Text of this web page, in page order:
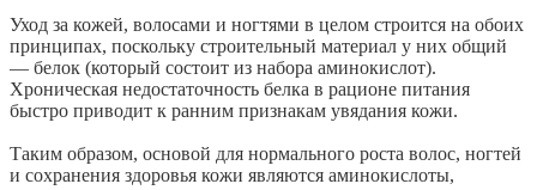
Уход за кожей, волосами и ногтями в целом строится на обоих
принципах, поскольку строительный материал у них общий
— белок (который состоит из набора аминокислот).
Хроническая недостаточность белка в рационе питания
быстро приводит к ранним признакам увядания кожи.
Таким образом, основой для нормального роста волос, ногтей
и сохранения здоровья кожи являются аминокислоты,